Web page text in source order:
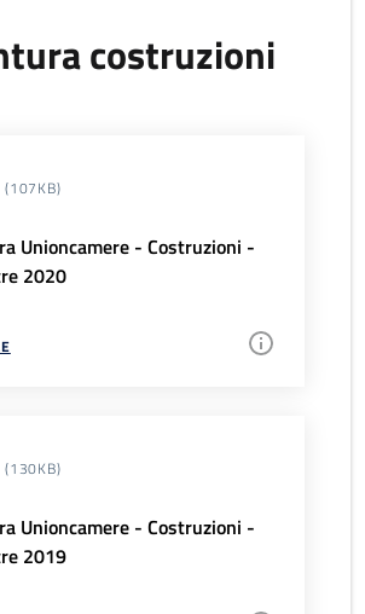
costruzioni
(107KB)
Unioncamere - Costruzioni -
2020
(130KB)
Unioncamere - Costruzioni -
2019